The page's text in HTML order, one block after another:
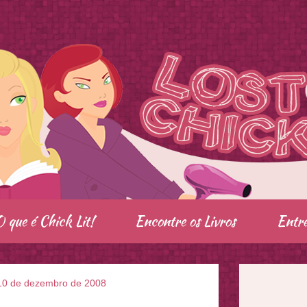
que é Chick Lit! Encontre os Livros
de dezembro de 2008